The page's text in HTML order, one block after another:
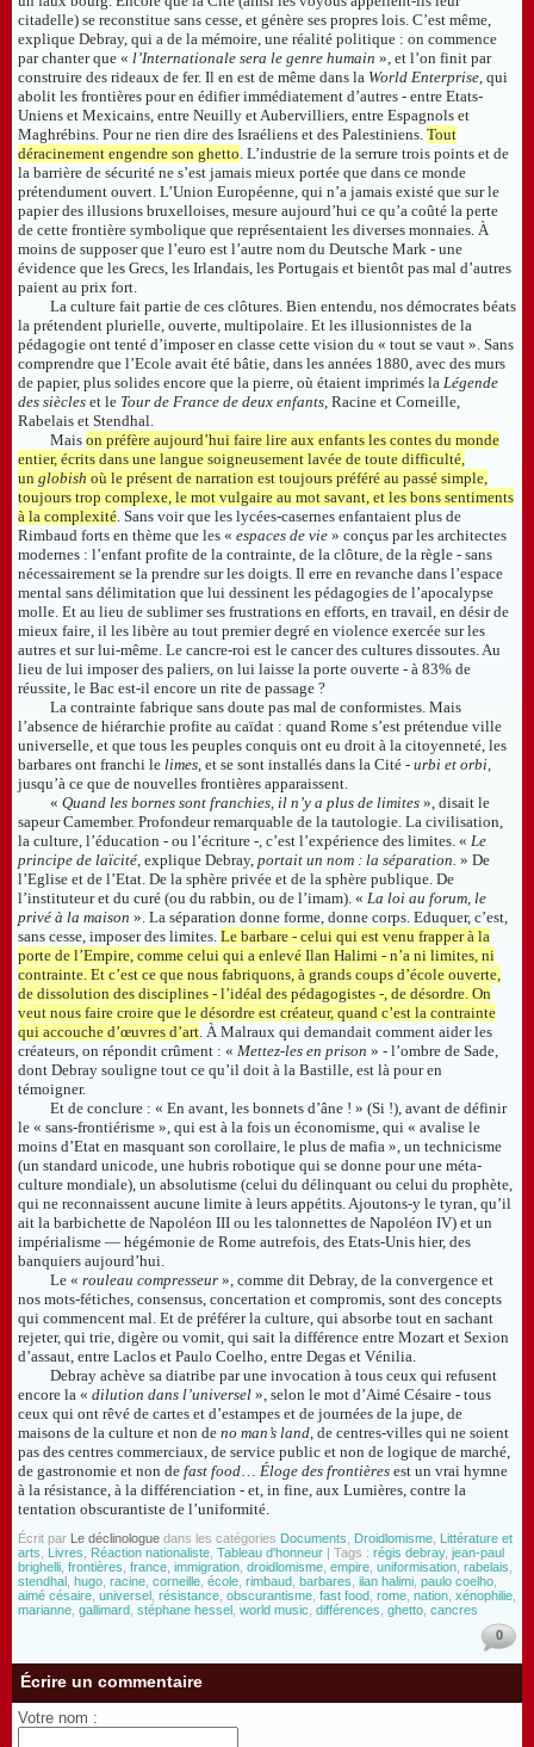
citadelle) se reconstitue sans cesse, et génère ses propres lois. C’est même,
explique Debray, qui a de la mémoire, une réalité politique : on commence
par chanter que « l’Internationale sera le genre humain », et l’on finit par
construire des rideaux de fer. Il en est de même dans la World Enterprise, qui
abolit les frontières pour en édifier immédiatement d’autres - entre Etats-
Uniens et Mexicains, entre Neuilly et Aubervilliers, entre Espagnols et
Maghrébins. Pour ne rien dire des Israéliens et des Palestiniens. Tout
déracinement engendre son ghetto. L’industrie de la serrure trois points et de
la barrière de sécurité ne s’est jamais mieux portée que dans ce monde
prétendument ouvert. L’Union Européenne, qui n’a jamais existé que sur le
papier des illusions bruxelloises, mesure aujourd’hui ce qu’a coûté la perte
de cette frontière symbolique que représentaient les diverses monnaies. À
moins de supposer que l’euro est l’autre nom du Deutsche Mark - une
évidence que les Grecs, les Irlandais, les Portugais et bientôt pas mal d’autres
paient au prix fort.
La culture fait partie de ces clôtures. Bien entendu, nos démocrates béats
la prétendent plurielle, ouverte, multipolaire. Et les illusionnistes de la
pédagogie ont tenté d’imposer en classe cette vision du « tout se vaut ». Sans
comprendre que l’Ecole avait été bâtie, dans les années 1880, avec des murs
de papier, plus solides encore que la pierre, où étaient imprimés la Légende
des siècles et le Tour de France de deux enfants, Racine et Corneille,
Rabelais et Stendhal.
Mais on préfère aujourd’hui faire lire aux enfants les contes du monde
entier, écrits dans une langue soigneusement lavée de toute difficulté,
un globish où le présent de narration est toujours préféré au passé simple,
toujours trop complexe, le mot vulgaire au mot savant, et les bons sentiments
à la complexité. Sans voir que les lycées-casernes enfantaient plus de
Rimbaud forts en thème que les « espaces de vie » conçus par les architectes
modernes : l’enfant profite de la contrainte, de la clôture, de la règle - sans
nécessairement se la prendre sur les doigts. Il erre en revanche dans l’espace
mental sans délimitation que lui dessinent les pédagogies de l’apocalypse
molle. Et au lieu de sublimer ses frustrations en efforts, en travail, en désir de
mieux faire, il les libère au tout premier degré en violence exercée sur les
autres et sur lui-même. Le cancre-roi est le cancer des cultures dissoutes. Au
lieu de lui imposer des paliers, on lui laisse la porte ouverte - à 83% de
réussite, le Bac est-il encore un rite de passage ?
La contrainte fabrique sans doute pas mal de conformistes. Mais
l’absence de hiérarchie profite au caïdat : quand Rome s’est prétendue ville
universelle, et que tous les peuples conquis ont eu droit à la citoyenneté, les
barbares ont franchi le limes, et se sont installés dans la Cité - urbi et orbi,
jusqu’à ce que de nouvelles frontières apparaissent.
« Quand les bornes sont franchies, il n’y a plus de limites », disait le
sapeur Camember. Profondeur remarquable de la tautologie. La civilisation,
la culture, l’éducation - ou l’écriture -, c’est l’expérience des limites. « Le
principe de laïcité, explique Debray, portait un nom : la séparation. » De
l’Eglise et de l’Etat. De la sphère privée et de la sphère publique. De
l’instituteur et du curé (ou du rabbin, ou de l’imam). « La loi au forum, le
privé à la maison ». La séparation donne forme, donne corps. Eduquer, c’est,
sans cesse, imposer des limites. Le barbare - celui qui est venu frapper à la
porte de l’Empire, comme celui qui a enlevé Ilan Halimi - n’a ni limites, ni
contrainte. Et c’est ce que nous fabriquons, à grands coups d’école ouverte,
de dissolution des disciplines - l’idéal des pédagogistes -, de désordre. On
veut nous faire croire que le désordre est créateur, quand c’est la contrainte
qui accouche d’œuvres d’art. À Malraux qui demandait comment aider les
créateurs, on répondit crûment : « Mettez-les en prison » - l’ombre de Sade,
dont Debray souligne tout ce qu’il doit à la Bastille, est là pour en
témoigner.
Et de conclure : « En avant, les bonnets d’âne ! » (Si !), avant de définir
le « sans-frontiérisme », qui est à la fois un économisme, qui « avalise le
moins d’Etat en masquant son corollaire, le plus de mafia », un technicisme
(un standard unicode, une hubris robotique qui se donne pour une méta-
culture mondiale), un absolutisme (celui du délinquant ou celui du prophète,
qui ne reconnaissent aucune limite à leurs appétits. Ajoutons-y le tyran, qu’il
ait la barbichette de Napoléon III ou les talonnettes de Napoléon IV) et un
impérialisme — hégémonie de Rome autrefois, des Etats-Unis hier, des
banquiers aujourd’hui.
Le « rouleau compresseur », comme dit Debray, de la convergence et
nos mots-fétiches, consensus, concertation et compromis, sont des concepts
qui commencent mal. Et de préférer la culture, qui absorbe tout en sachant
rejeter, qui trie, digère ou vomit, qui sait la différence entre Mozart et Sexion
d’assaut, entre Laclos et Paulo Coelho, entre Degas et Vénilia.
Debray achève sa diatribe par une invocation à tous ceux qui refusent
encore la « dilution dans l’universel », selon le mot d’Aimé Césaire - tous
ceux qui ont rêvé de cartes et d’estampes et de journées de la jupe, de
maisons de la culture et non de no man’s land, de centres-villes qui ne soient
pas des centres commerciaux, de service public et non de logique de marché,
de gastronomie et non de fast food… Éloge des frontières est un vrai hymne
à la résistance, à la différenciation - et, in fine, aux Lumières, contre la
tentation obscurantiste de l’uniformité.
Écrit par Le déclinologue dans les catégories Documents Droidlomisme Littérature et
arts
Livres Réaction nationaliste Tableau d'honneur | Tags : régis debray, jean-paul
brighelli frontières france immigration droidlomisme empire uniformisation rabelais
stendhal hugo racine corneille école rimbaud barbares ilan halimi paulo coelho
aimé césaire universel résistance obscurantisme fast food rome nation xénophilie
marianne gallimard stéphane hessel world music différences ghetto cancres
0
Écrire un commentaire
Votre nom :